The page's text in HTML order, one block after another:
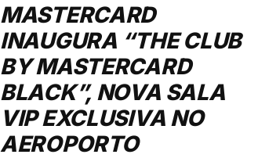
MASTERCARD
INAUGURA “THE CLUB
BY MASTERCARD
BLACK”, NOVA SALA
VIP EXCLUSIVA NO
AEROPORTO